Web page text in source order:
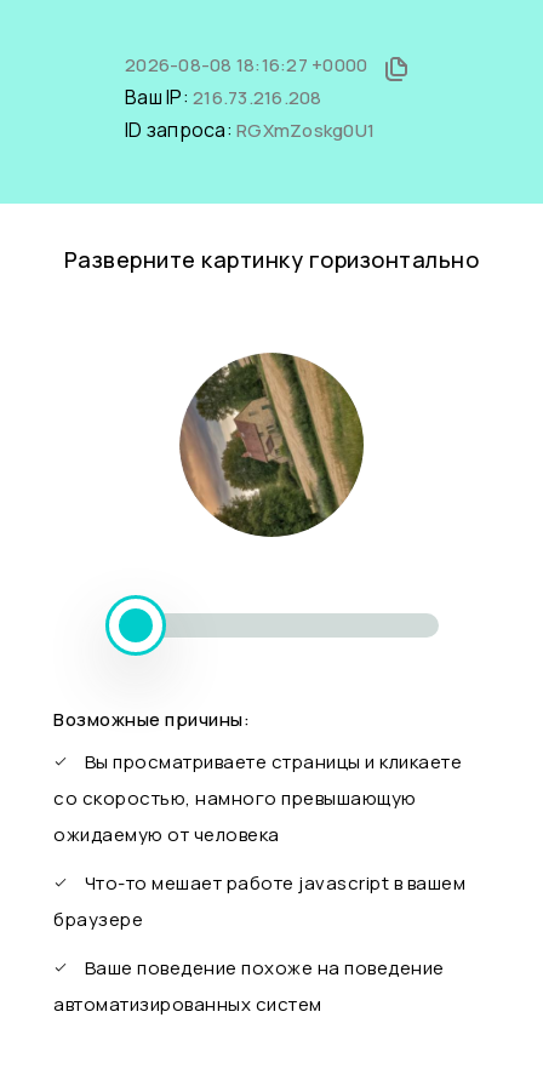
2026-08-08 18:16:27 +0000
Ваш IP: 216.73.216.208
ID запроса: RGXmZoskg0U1
Разверните картинку горизонтально
Возможные причины:
Вы просматриваете страницы и кликаете
со скоростью, намного превышающую
ожидаемую от человека
Что-то мешает работе javascript в вашем
браузере
Ваше поведение похоже на поведение
автоматизированных систем